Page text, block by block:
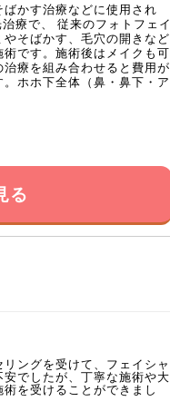
かす治療などに使用され
療で、 従来のフォトフェイ
そばかす、毛穴の開きなど
です。施術後はメイクも可
療を組み合わせると費用が
ホホ下全体（鼻・鼻下・ア
る
ングを受けて、フェイシャ
でしたが、丁寧な施術や大
を受けることができまし